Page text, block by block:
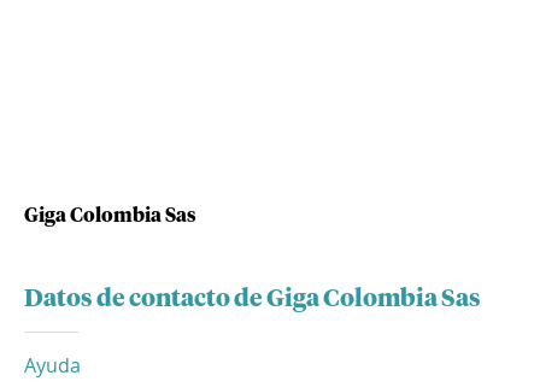
Giga Colombia Sas
Datos de contacto de Giga Colombia Sas
Ayuda